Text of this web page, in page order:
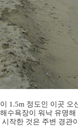
1.5m 정도인 이곳 오
수욕장이 워낙 유명
시작한 것은 주변 경관